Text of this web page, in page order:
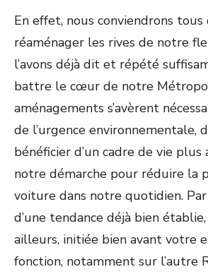
En effet, nous conviendrons
réaménager les rives de notre
l’avons déjà dit et répété
battre le cœur de notre
aménagements s’avèrent
de l’urgence environnementale,
bénéficier d’un cadre de vie
notre démarche pour réduire la
voiture dans notre quotidien. Par
d’une tendance déjà bien
ailleurs, initiée bien avant votre
fonction, notamment sur l’autre